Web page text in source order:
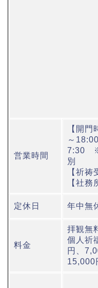
営業時間
【開
～
7:30 ※
別
【祈
【社
定休日 年中無
料金
拝観無
個人祈
円、
15,000